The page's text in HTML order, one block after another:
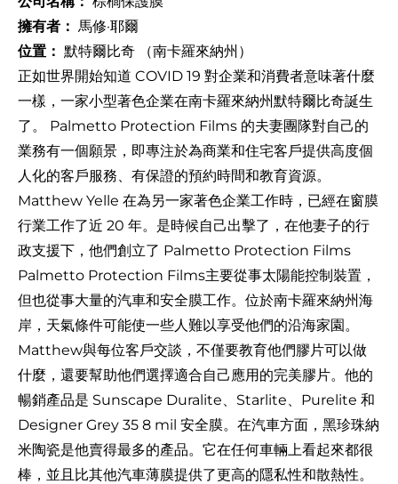
擁有者： 馬修·耶爾
位置： 默特爾比奇 （南卡羅來納州）
正如世界開始知道 COVID 19 對企業和消費者意味著什麼
一樣，一家小型著色企業在南卡羅來納州默特爾比奇誕生
了。 Palmetto Protection Films 的夫妻團隊對自己的
業務有一個願景，即專注於為商業和住宅客戶提供高度個
人化的客戶服務、有保證的預約時間和教育資源。
Matthew Yelle 在為另一家著色企業工作時，已經在窗膜
行業工作了近 20 年。是時候自己出擊了，在他妻子的行
政支援下，他們創立了 Palmetto Protection Films
Palmetto Protection Films主要從事太陽能控制裝置，
但也從事大量的汽車和安全膜工作。位於南卡羅來納州海
岸，天氣條件可能使一些人難以享受他們的沿海家園。
Matthew與每位客戶交談，不僅要教育他們膠片可以做
什麼，還要幫助他們選擇適合自己應用的完美膠片。他的
暢銷產品是 Sunscape Duralite、Starlite、Purelite 和
Designer Grey 35 8 mil 安全膜。在汽車方面，黑珍珠納
米陶瓷是他賣得最多的產品。它在任何車輛上看起來都很
棒，並且比其他汽車薄膜提供了更高的隱私性和散熱性。